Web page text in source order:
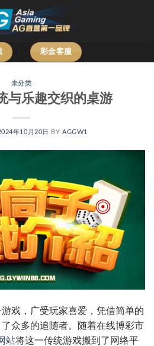
彩金客服
未分类
与乐趣交织的桌游
年10月20日 BYAGGW1
戏，广受玩家喜爱，凭借简单的
众多的追随者。随着在线博彩市
站将这一传统游戏搬到了网络平